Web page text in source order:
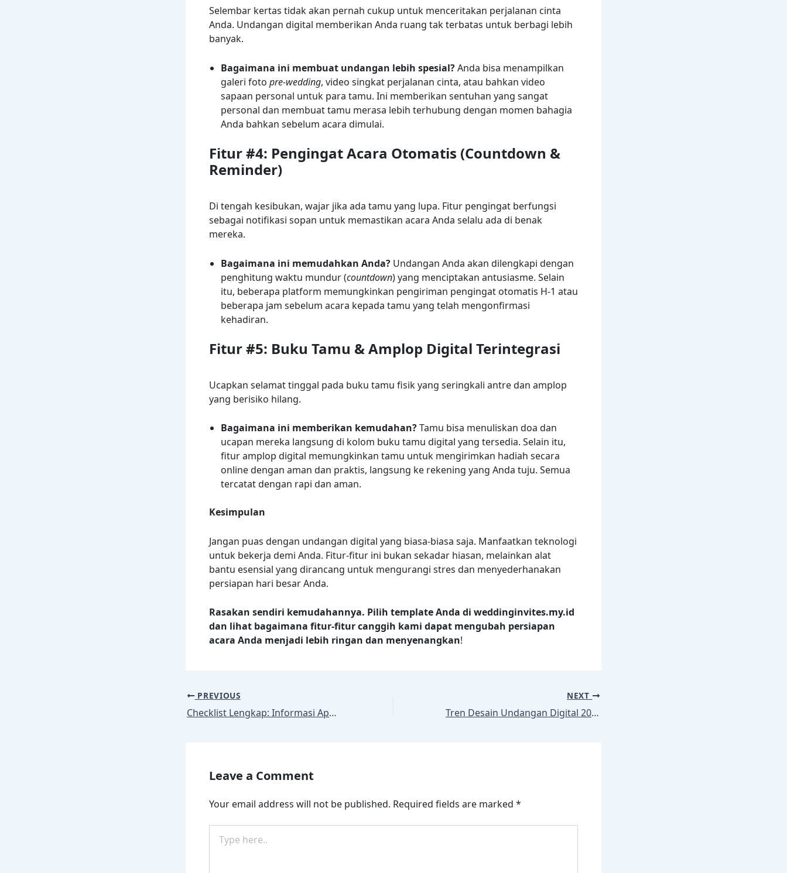
Selembar kertas tidak akan pernah cukup untuk menceritakan perjalanan cinta
Anda. Undangan digital memberikan Anda ruang tak terbatas untuk berbagi lebih
banyak.
Bagaimana ini membuat undangan lebih spesial?Anda bisa menampilkan
galeri foto pre-wedding, video singkat perjalanan cinta, atau bahkan video
sapaan personal untuk para tamu. Ini memberikan sentuhan yang sangat
personal dan membuat tamu merasa lebih terhubung dengan momen bahagia
Anda bahkan sebelum acara dimulai.
Fitur #4: Pengingat Acara Otomatis (Countdown &
Reminder)
Di tengah kesibukan, wajar jika ada tamu yang lupa. Fitur pengingat berfungsi
sebagai notifikasi sopan untuk memastikan acara Anda selalu ada di benak
mereka.
Bagaimana ini memudahkan Anda? Undangan Anda akan dilengkapi dengan
penghitung waktu mundur (countdown) yang menciptakan antusiasme. Selain
itu, beberapa platform memungkinkan pengiriman pengingat otomatis H-1 atau
beberapa jam sebelum acara kepada tamu yang telah mengonfirmasi
kehadiran.
Fitur #5: Buku Tamu & Amplop Digital Terintegrasi
Ucapkan selamat tinggal pada buku tamu fisik yang seringkali antre dan amplop
yang berisiko hilang.
Bagaimana ini memberikan kemudahan?Tamu bisa menuliskan doa dan
ucapan mereka langsung di kolom buku tamu digital yang tersedia. Selain itu,
fitur amplop digital memungkinkan tamu untuk mengirimkan hadiah secara
online dengan aman dan praktis, langsung ke rekening yang Anda tuju. Semua
tercatat dengan rapi dan aman.
Kesimpulan
Jangan puas dengan undangan digital yang biasa-biasa saja. Manfaatkan teknologi
untuk bekerja demi Anda. Fitur-fitur ini bukan sekadar hiasan, melainkan alat
bantu esensial yang dirancang untuk mengurangi stres dan menyederhanakan
persiapan hari besar Anda.
Rasakan sendiri kemudahannya. Pilih template Anda di weddinginvites.my.id
dan lihat bagaimana fitur-fitur canggih kami dapat mengubah persiapan
acara Anda menjadi lebih ringan dan menyenangkan!
PREVIOUS
Checklist Lengkap: Informasi Apa Saja yang Wajib Ada di Undangan Digital Anda?
NEXT
Tren Desain Undangan Digital 2025/2026: Ciptakan Momen yang Tak Terlupakan
Leave a Comment
Your email address will not be published. Required fields are marked *
here..